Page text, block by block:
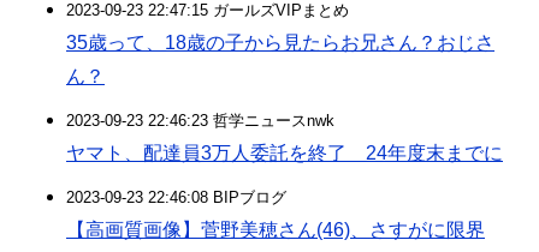
2023-09-23 22:47:15 ガールズVIPまとめ
35歳って、18歳の子から見たらお兄さん？おじさ
ん？
2023-09-23 22:46:23 哲学ニュースnwk
ヤマト、配達員3万人委託を終了 24年度末までに
2023-09-23 22:46:08 BIPブログ
【高画質画像】菅野美穂さん(46)、さすがに限界